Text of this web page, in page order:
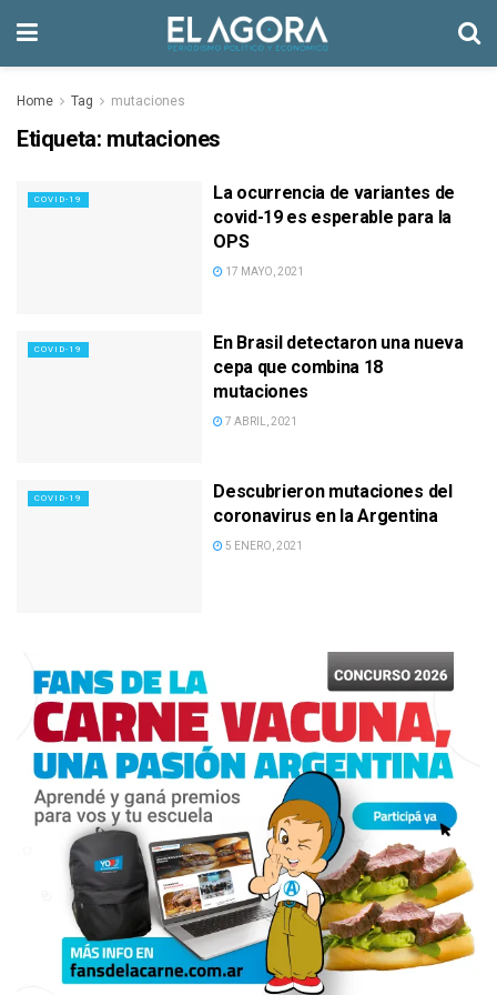
Home Tag mutaciones
Etiqueta: mutaciones
COVID-19
La ocurrencia de variantes de
covid-19 es esperable para la
OPS
17 MAYO, 2021
COVID-19
En Brasil detectaron una nueva
cepa que combina 18
mutaciones
7 ABRIL, 2021
COVID-19
Descubrieron mutaciones del
coronavirus en la Argentina
5 ENERO, 2021